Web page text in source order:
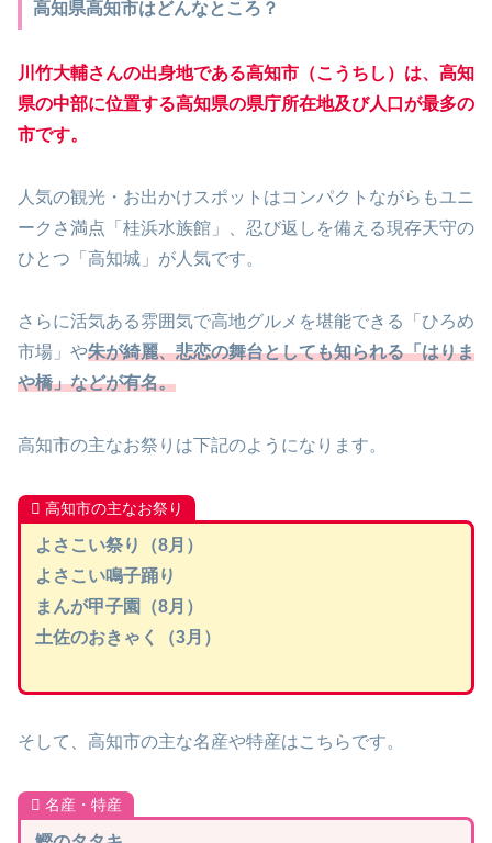
高知県高知市はどんなところ？
川竹大輔さんの出身地である高知市（こうちし）は、高知
県の中部に位置する高知県の県庁所在地及び人口が最多の
市です。
人気の観光・お出かけスポットはコンパクトながらもユニ
ークさ満点「桂浜水族館」、忍び返しを備える現存天守の
ひとつ「高知城」が人気です。
さらに活気ある雰囲気で高地グルメを堪能できる「ひろめ
市場」や朱が綺麗、悲恋の舞台としても知られる「はりま
や橋」などが有名。
高知市の主なお祭りは下記のようになります。
高知市の主なお祭り
よさこい祭り（8月）
よさこい鳴子踊り
まんが甲子園（8月）
土佐のおきゃく（3月）
そして、高知市の主な名産や特産はこちらです。
名産・特産